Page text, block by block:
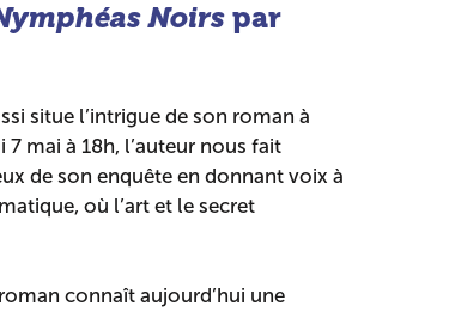
Noirspar
situe l’intrigue de son roman à
7 mai à 18h, l’auteur nous fait
de son enquête en donnant voix à
où l’art et le secret
connaît aujourd’hui une